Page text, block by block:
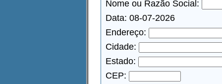
Nome ou Razão Social:
Data: 08-07-2026
Endereço:
Cidade:
Estado:
CEP: